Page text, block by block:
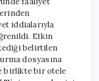
iddialarıyla
Etkin
belirtilen
dosyasına
birlikte bir otele